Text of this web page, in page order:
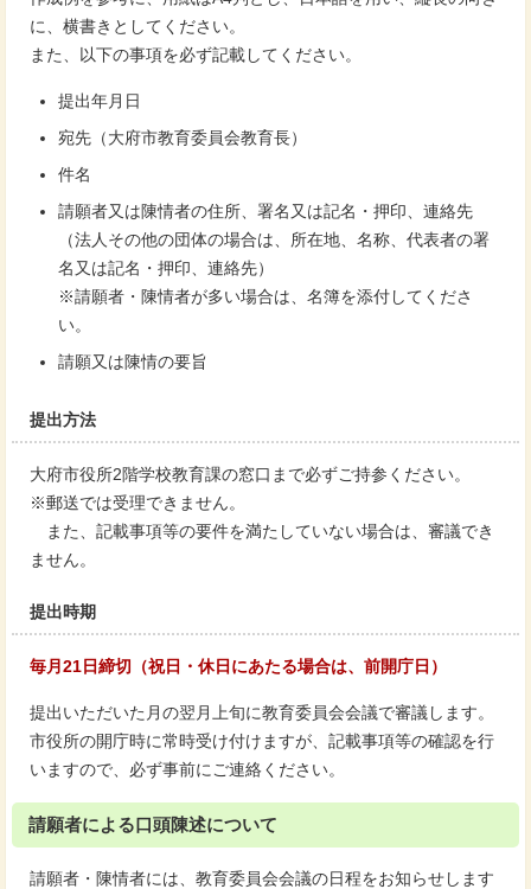
に、横書きとしてください。
また、以下の事項を必ず記載してください。
提出年月日
宛先（大府市教育委員会教育長）
件名
請願者又は陳情者の住所、署名又は記名・押印、連絡先
（法人その他の団体の場合は、所在地、名称、代表者の署
名又は記名・押印、連絡先）
※請願者・陳情者が多い場合は、名簿を添付してくださ
い。
請願又は陳情の要旨
提出方法
大府市役所2階学校教育課の窓口まで必ずご持参ください。
※郵送では受理できません。
また、記載事項等の要件を満たしていない場合は、審議でき
ません。
提出時期
毎月21日締切（祝日・休日にあたる場合は、前開庁日）
提出いただいた月の翌月上旬に教育委員会会議で審議します。
市役所の開庁時に常時受け付けますが、記載事項等の確認を行
いますので、必ず事前にご連絡ください。
請願者による口頭陳述について
請願者・陳情者には、教育委員会会議の日程をお知らせします